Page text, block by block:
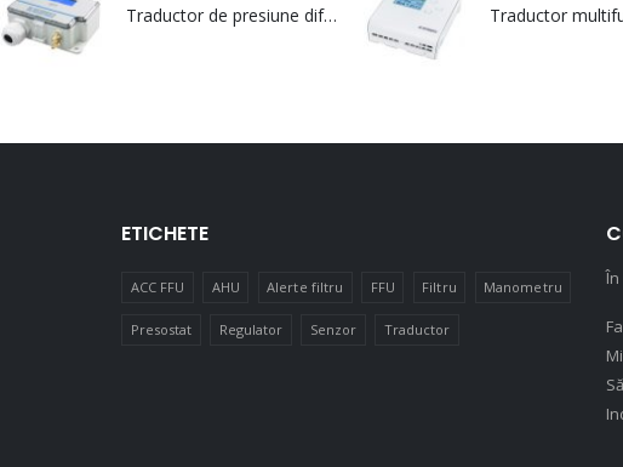
Traductor de presiune diferențială cu comunicație Modbus și terminal de intrare - DPT IO MOD
ETICHETE
ACC FFU AHU Alerte filtru FFU Filtru Manometru
Presostat Regulator Senzor Traductor